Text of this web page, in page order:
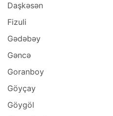
Daşkəsən
Fizuli
Gədəbəy
Gəncə
Goranboy
Göyçay
Göygöl